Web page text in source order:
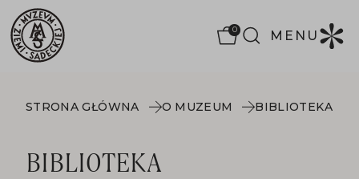
0 MENU
STRONA GŁÓWNA O MUZEUM BIBLIOTEKA
BIBLIOTEKA